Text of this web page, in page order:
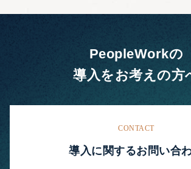
PeopleWorkの
導入をお考えの方
CONTACT
導入に関するお問い合